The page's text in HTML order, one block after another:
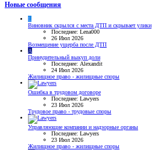
Новые сообщения
L
Виновник скрылся с места ДТП и скрывает улики
Последнее: Lena000
26 Июл 2026
Возмещение ущерба после ДТП
A
Принудительный выкуп доли
Последнее: Alexandit
24 Июл 2026
Жилищное право - жилищные споры
Ошибка в трудовом договоре
Последнее: Lawyers
23 Июл 2026
Трудовое право - трудовые споры
Управляющие компании и надзорные органы
Последнее: Lawyers
23 Июл 2026
Жилищное право - жилищные споры